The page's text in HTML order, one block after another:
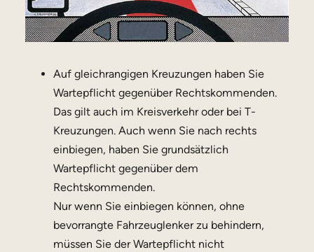
Auf gleichrangigen Kreuzungen haben Sie
Wartepflicht gegenüber Rechtskommenden.
Das gilt auch im Kreisverkehr oder bei T-
Kreuzungen. Auch wenn Sie nach rechts
einbiegen, haben Sie grundsätzlich
Wartepflicht gegenüber dem
Rechtskommenden.
Nur wenn Sie einbiegen können, ohne
bevorrangte Fahrzeuglenker zu behindern,
müssen Sie der Wartepflicht nicht